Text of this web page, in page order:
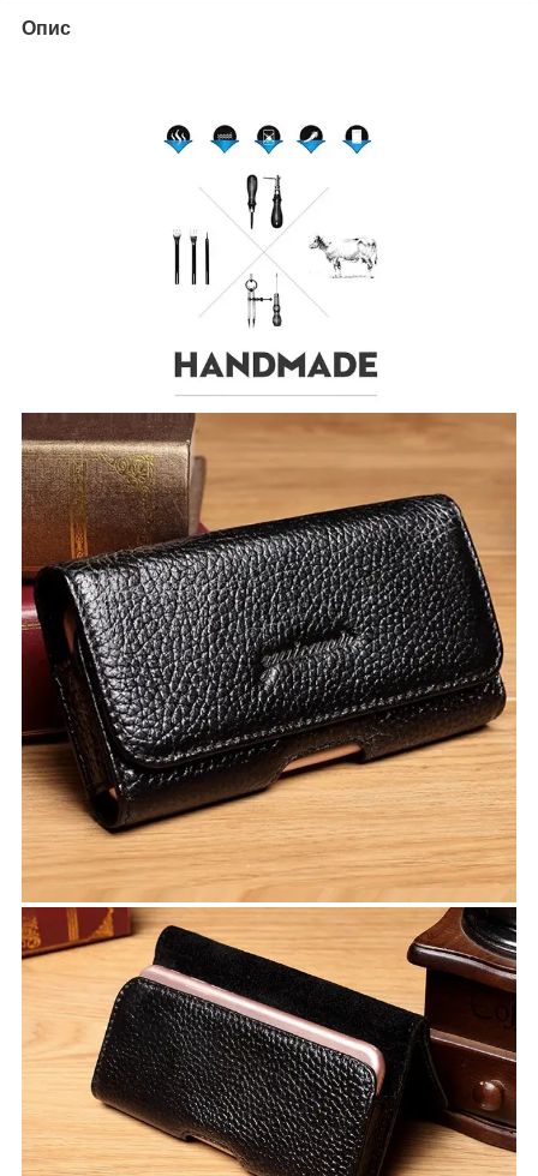
Опис